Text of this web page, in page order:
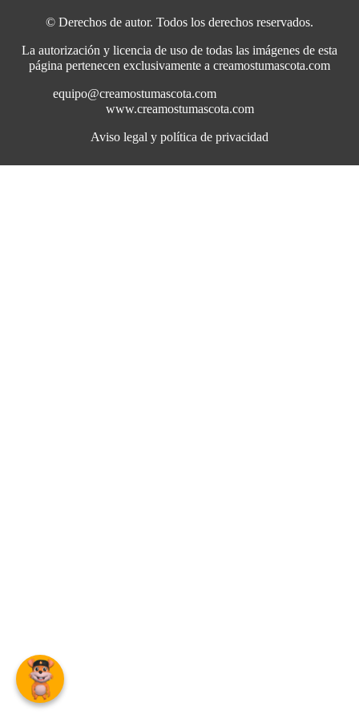
© Derechos de autor. Todos los derechos reservados.
La autorización y licencia de uso de todas las imágenes de esta
página pertenecen exclusivamente a creamostumascota.com
equipo@creamostumascota.com
www.creamostumascota.com
Aviso legal y política de privacidad